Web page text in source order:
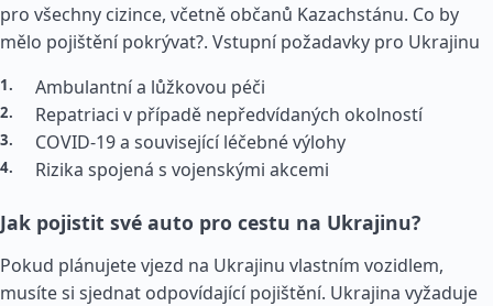
pro všechny cizince, včetně občanů Kazachstánu. Co by
mělo pojištění pokrývat?. Vstupní požadavky pro Ukrajinu
Ambulantní a lůžkovou péči
Repatriaci v případě nepředvídaných okolností
COVID-19 a související léčebné výlohy
Rizika spojená s vojenskými akcemi
Jak pojistit své auto pro cestu na Ukrajinu?
Pokud plánujete vjezd na Ukrajinu vlastním vozidlem,
musíte si sjednat odpovídající pojištění. Ukrajina vyžaduje